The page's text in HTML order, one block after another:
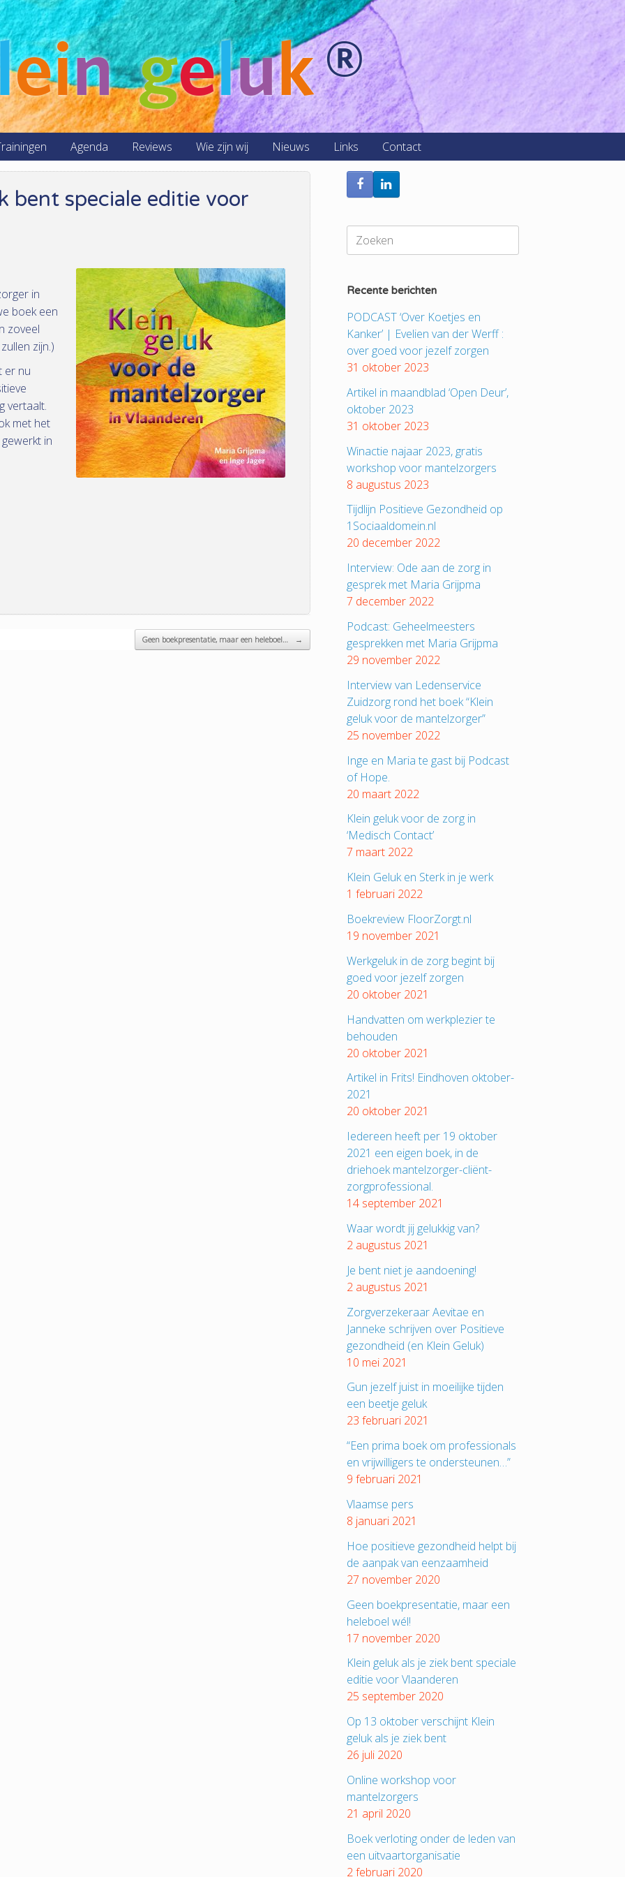
ein geluk®
Agenda Reviews Wie zijn wij Nieuws Links Contact
bent speciale editie voor
in
boek een
zoveel
zijn.)
er nu
vertaalt.
met het
in
Geen boekpresentatie, maar een heleboel… →
Zoeken
naar:
Recente berichten
PODCAST ‘Over Koetjes en
Kanker’ | Evelien van der Werff :
over goed voor jezelf zorgen
31 oktober 2023
Artikel in maandblad ‘Open Deur’,
oktober 2023
31 oktober 2023
Winactie najaar 2023, gratis
workshop voor mantelzorgers
8 augustus 2023
Tijdlijn Positieve Gezondheid op
1Sociaaldomein.nl
20 december 2022
Interview: Ode aan de zorg in
gesprek met Maria Grijpma
7 december 2022
Podcast: Geheelmeesters
gesprekken met Maria Grijpma
29 november 2022
Interview van Ledenservice
Zuidzorg rond het boek “Klein
geluk voor de mantelzorger”
25 november 2022
Inge en Maria te gast bij Podcast
of Hope.
20 maart 2022
Klein geluk voor de zorg in
‘Medisch Contact’
7 maart 2022
Klein Geluk en Sterk in je werk
1 februari 2022
Boekreview FloorZorgt.nl
19 november 2021
Werkgeluk in de zorg begint bij
goed voor jezelf zorgen
20 oktober 2021
Handvatten om werkplezier te
behouden
20 oktober 2021
Artikel in Frits! Eindhoven oktober-
2021
20 oktober 2021
Iedereen heeft per 19 oktober
2021 een eigen boek, in de
driehoek mantelzorger-cliënt-
zorgprofessional.
14 september 2021
Waar wordt jij gelukkig van?
2 augustus 2021
Je bent niet je aandoening!
2 augustus 2021
Zorgverzekeraar Aevitae en
Janneke schrijven over Positieve
gezondheid (en Klein Geluk)
10 mei 2021
Gun jezelf juist in moeilijke tijden
een beetje geluk
23 februari 2021
“Een prima boek om professionals
en vrijwilligers te ondersteunen…”
9 februari 2021
Vlaamse pers
8 januari 2021
Hoe positieve gezondheid helpt bij
de aanpak van eenzaamheid
27 november 2020
Geen boekpresentatie, maar een
heleboel wél!
17 november 2020
Klein geluk als je ziek bent speciale
editie voor Vlaanderen
25 september 2020
Op 13 oktober verschijnt Klein
geluk als je ziek bent
26 juli 2020
Online workshop voor
mantelzorgers
21 april 2020
Boek verloting onder de leden van
een uitvaartorganisatie
2 februari 2020